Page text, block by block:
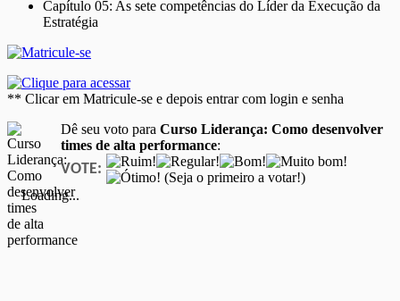
Capítulo 05: As sete competências do Líder da Execução da
Estratégia
** Clicar em Matricule-se e depois entrar com login e senha
Dê seu voto para Curso Liderança: Como desenvolver
times de alta performance:
VOTE:
(Seja o primeiro a votar!)
Loading...